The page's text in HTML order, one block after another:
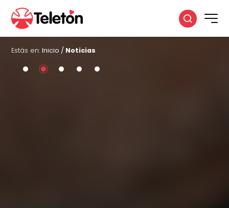
Estás en:Inicio / Noticias